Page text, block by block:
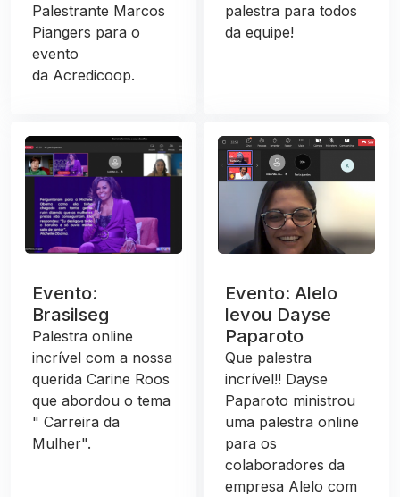
Palestrante Marcos
Piangers para o
evento
da Acredicoop.
palestra para todos
da equipe!
Evento:
Brasilseg
Palestra online
incrível com a nossa
querida Carine Roos
que abordou o tema
" Carreira da
Mulher".
Evento: Alelo
levou Dayse
Paparoto
Que palestra
incrível!! Dayse
Paparoto ministrou
uma palestra online
para os
colaboradores da
empresa Alelo com